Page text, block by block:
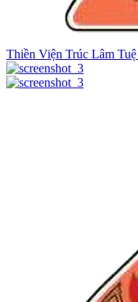
Thiền Viện Trúc Lâm